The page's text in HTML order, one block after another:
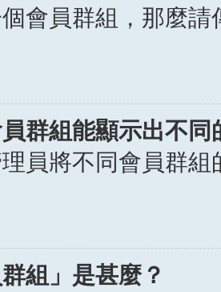
會員群組，那麼
群組能顯示出不同
員將不同會員群
群組」是甚麼？